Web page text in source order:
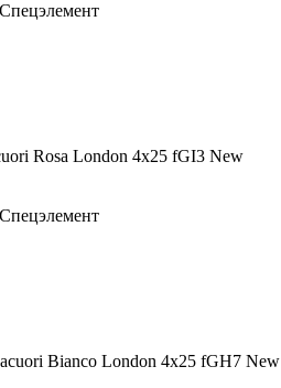
Rosa London 4x25 fGI3 New
Bianco London 4x25 fGH7 New